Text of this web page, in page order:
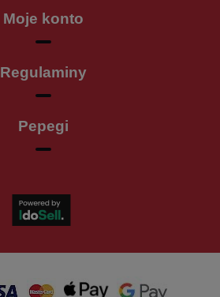
Moje konto
Regulaminy
Pepegi